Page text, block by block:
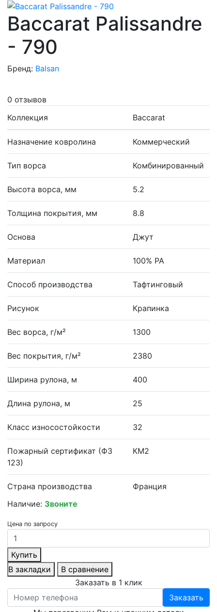
Baccarat Palissandre
- 790
Бренд: Balsan
0 отзывов
Коллекция
Baccarat
Назначение ковролина Коммерческий
Тип ворса Комбинированный
Высота ворса, мм 5.2
Толщина покрытия, мм 8.8
Основа Джут
Материал 100% PA
Способ производства Тафтинговый
Рисунок Крапинка
Вес ворса, г/м² 1300
Вес покрытия, г/м² 2380
Ширина рулона, м 400
Длина рулона, м 25
Класс износостойкости 32
Пожарный сертификат (ФЗ
123)
КМ2
Страна производства
Франция
Наличие: Звоните
Цена по запросу
Купить
В закладки
В сравнение
Заказать в 1 клик
Заказать